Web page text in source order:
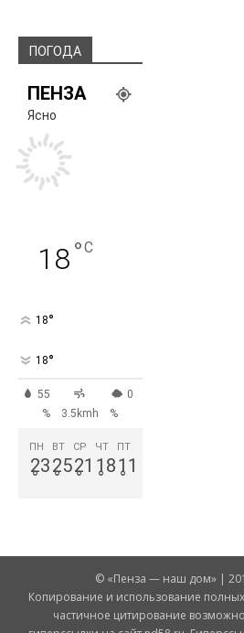
ПОГОДА
ПЕНЗА
Ясно
18°C
18°
18°
55
%
3.5kmh
0
%
ПН
23
°
ВТ
25
°
СР
21
°
ЧТ
18
°
ПТ
11
°
© «Пенза — наш дом» |
Копирование и использование
частичное цитирование